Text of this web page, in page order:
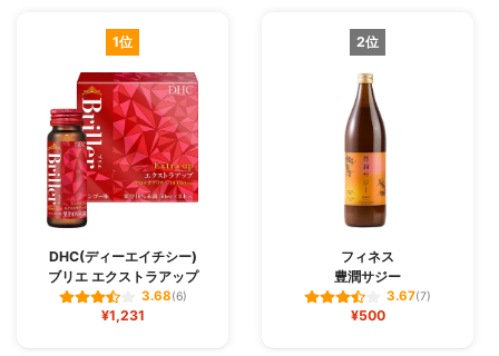
1位
DHC(ディーエイチシー)
ブリエ エクストラアップ
3.68(6)
¥1,231
2位
フィネス
豊潤サジー
3.67(7)
¥500